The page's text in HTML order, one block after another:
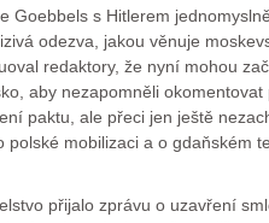
Goebbels s Hitlerem
odezva, jakou věnuje
redaktory, že nyní mohou
aby nezapomněli
paktu, ale přeci jen ještě
polské mobilizaci a o gdaňském
přijalo zprávu o uzavření